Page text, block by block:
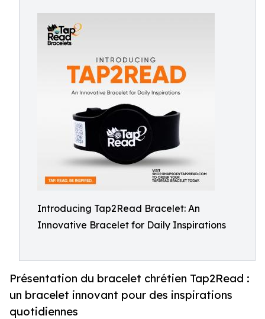
Introducing Tap2Read Bracelet: An
Innovative Bracelet for Daily Inspirations
Présentation du bracelet chrétien Tap2Read :
un bracelet innovant pour des inspirations
quotidiennes